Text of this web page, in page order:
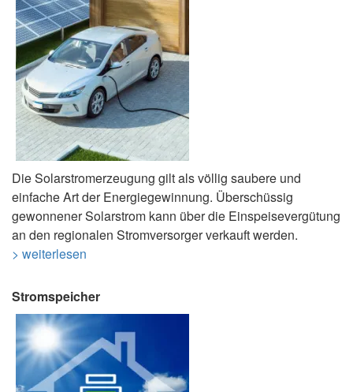
Die Solarstromerzeugung gilt als völlig saubere und
einfache Art der Energiegewinnung. Überschüssig
gewonnener Solarstrom kann über die Einspeisevergütung
an den regionalen Stromversorger verkauft werden.
> weiterlesen
Stromspeicher